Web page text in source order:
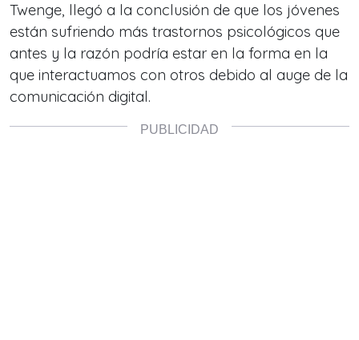
Twenge, llegó a la conclusión de que los jóvenes
están sufriendo más trastornos psicológicos que
antes y la razón podría estar en la forma en la
que interactuamos con otros debido al auge de la
comunicación digital.